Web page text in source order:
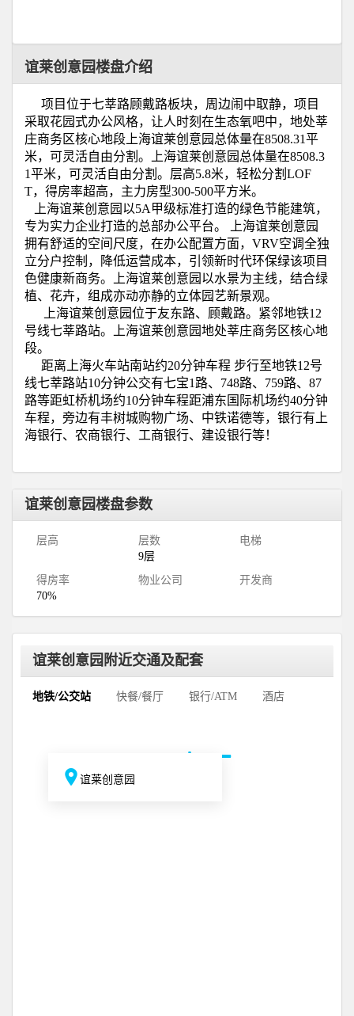
谊莱创意园楼盘介绍
项目位于七莘路顾戴路板块，周边闹中取静，项目
采取花园式办公风格，让人时刻在生态氧吧中，地处莘
庄商务区核心地段上海谊莱创意园总体量在8508.31平
米，可灵活自由分割。上海谊莱创意园总体量在8508.3
1平米，可灵活自由分割。层高5.8米，轻松分割 LOF
T，得房率超高，主力房型300-500平方米。
上海谊莱创意园 以5A 甲级标准打造的绿色节能建筑，
专为实力企业打造的总部办公平台。
上海谊莱创意园
拥有舒适的空间尺度，在办公配置方面， VRV空调全独
立分户控制，降低运营成本，引领新时代环保绿该项目
色健康新商务。
上海谊莱创意园 以水景为主线，结合绿
植、花卉，组成亦动亦静的立体园艺新景观。
上海谊莱创意园位于友东路、顾戴路。紧邻地铁12
号线七莘路站。上海谊莱创意园地处莘庄商务区核心地
段。
距离上海火车站南站约20分钟车程 步行至地铁12号
线七莘路站10分钟公交有七宝1 路、 748路、 759路、 87
路等距虹桥机场约10分钟车程距浦东国际机场约40分钟
车程，旁边有丰树城购物广场、中铁诺德等，银行有上
海银行、农商银行、工商银行、建设银行等！
谊莱创意园楼盘参数
层高
层数
9层
电梯
得房率
70%
物业公司 开发商
谊莱创意园附近交通及配套
地铁/公交站 快餐/餐厅 银行/ATM 酒店
谊莱创意园